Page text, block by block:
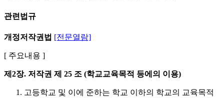
관련법규
개정저작권법 [전문열람]
[ 주요내용 ]
제2장. 저작권 제 25 조 (학교교육목적 등에의 이용)
고등학교 및 이에 준하는 학교 이하의 학교의 교육목적